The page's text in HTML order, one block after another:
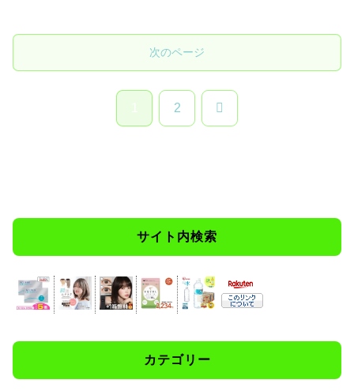
次のページ
2 次
サイト内検索
カテゴリー